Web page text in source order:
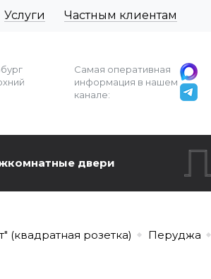
Услуги Частным клиентам
Самая оперативная
информация в нашем
канале:
двери
(квадратная розетка) Перуджа